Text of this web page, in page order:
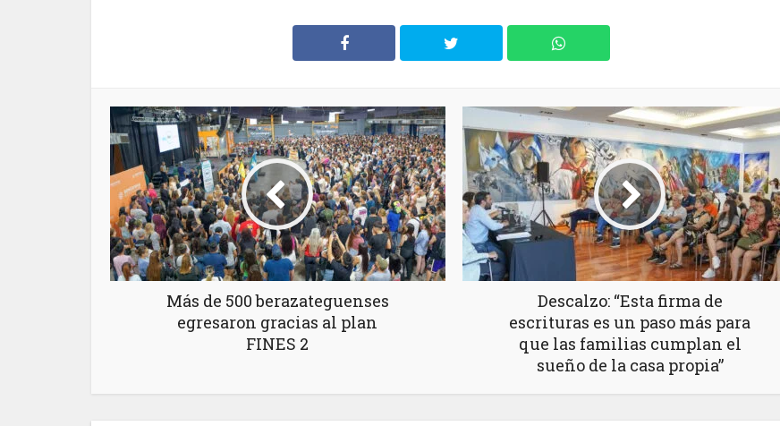
Más de 500 berazateguenses
egresaron gracias al plan
FINES 2
Descalzo: “Esta firma de
escrituras es un paso más para
que las familias cumplan el
sueño de la casa propia”